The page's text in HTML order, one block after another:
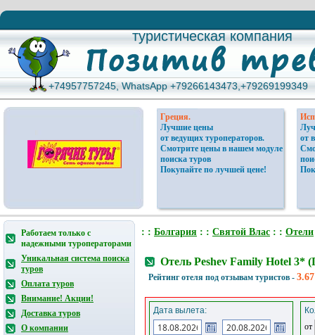
туристическая компания
туристическая компания
+74957757245, WhatsApp +79266143473,+79269199349
+74957757245, WhatsApp +79266143473,+79269199349
Греция.
Лучшие цены
от ведущих туроператоров.
Смотрите цены в нашем модуле
поиска туров
Покупайте по лучшей цене!
от
Работаем только с
надежными туроператорами
Уникальная система поиска
туров
Оплата туров
Внимание! Акции!
Доставка туров
О компании
: : Болгария : : Святой Влас : : Отели
Отель Peshev Family Hotel
Рейтинг отеля под отзывам туристов -
Дата вылета:
от